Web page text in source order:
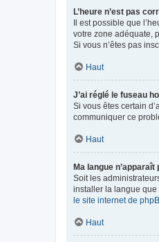
L’heure n’est pas
Il est possible que
votre zone adéquate,
Si vous n’êtes pas
Haut
J’ai réglé le fuseau
Si vous êtes certain
communiquer ce
Haut
Ma langue
Soit les
installer la langue que
le site internet de
Haut